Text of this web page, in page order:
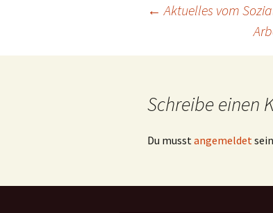
← Aktuelles vom
Schreibe einen
Du musstangemeldet